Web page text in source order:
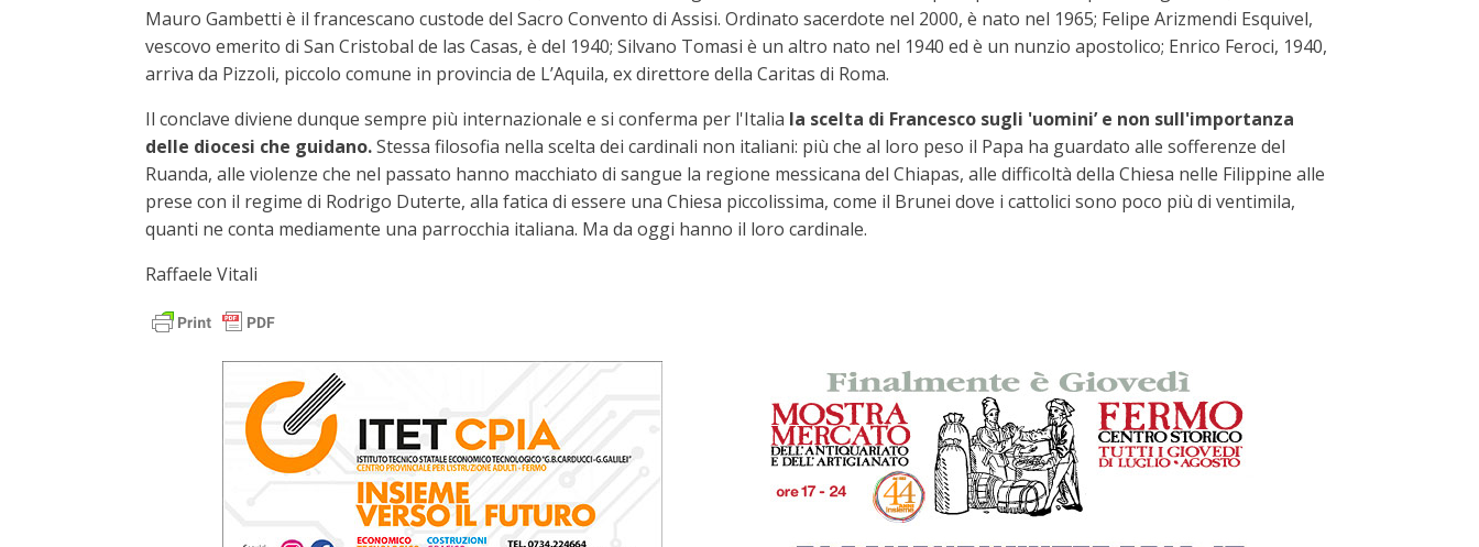
Mauro Gambetti è il francescano custode del Sacro Convento di Assisi. Ordinato sacerdote nel 2000, è nato nel 1965; Felipe Arizmendi Esquivel,
vescovo emerito di San Cristobal de las Casas, è del 1940; Silvano Tomasi è un altro nato nel 1940 ed è un nunzio apostolico; Enrico Feroci, 1940,
arriva da Pizzoli, piccolo comune in provincia de L’Aquila, ex direttore della Caritas di Roma.
Il conclave diviene dunque sempre più internazionale e si conferma per l'Italia la scelta di Francesco sugli 'uomini’ e non sull'importanza
delle diocesi che guidano.Stessa filosofia nella scelta dei cardinali non italiani: più che al loro peso il Papa ha guardato alle sofferenze del
Ruanda, alle violenze che nel passato hanno macchiato di sangue la regione messicana del Chiapas, alle difficoltà della Chiesa nelle Filippine alle
prese con il regime di Rodrigo Duterte, alla fatica di essere una Chiesa piccolissima, come il Brunei dove i cattolici sono poco più di ventimila,
quanti ne conta mediamente una parrocchia italiana. Ma da oggi hanno il loro cardinale.
Raffaele Vitali